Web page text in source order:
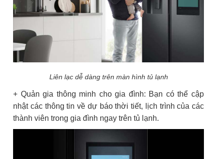
Liên lạc dễ dàng trên màn hình tủ lạnh
+ Quản gia thông minh cho gia đình: Bạn có thể cập
nhật các thông tin về dự báo thời tiết, lịch trình của các
thành viên trong gia đình ngay trên tủ lạnh.